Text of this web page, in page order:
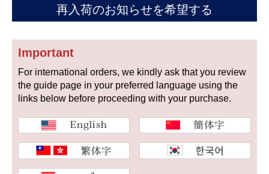
商品の状態から探す
新品
中古品 アンティーク品
WEB限定品 SALE
複数条件で商品を絞り込む
再入荷のお知らせを希望する
Important
For international orders, we kindly ask that you review
the guide page in your preferred language using the
links below before proceeding with your purchase.